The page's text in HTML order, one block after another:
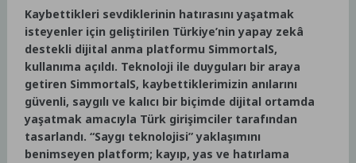
Kaybettikleri sevdiklerinin hatırasını yaşatmak
isteyenler için geliştirilen Türkiye’nin yapay zekâ
destekli dijital anma platformu SimmortalS,
kullanıma açıldı. Teknoloji ile duyguları bir araya
getiren SimmortalS, kaybettiklerimizin anılarını
güvenli, saygılı ve kalıcı bir biçimde dijital ortamda
yaşatmak amacıyla Türk girişimciler tarafından
tasarlandı. “Saygı teknolojisi” yaklaşımını
benimseyen platform; kayıp, yas ve hatırlama